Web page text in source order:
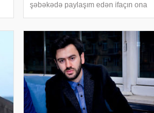
şəbəkədə paylaşım edən ifaçın ona
girən, şəxsiyyətinə hörmət etməyən
adamlaradır. Mə